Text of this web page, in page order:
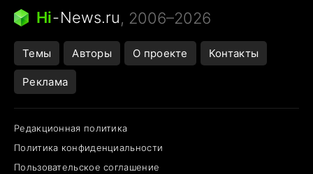
Следующая пандемия
Hi-News.ru, 2006–2026
Темы Авторы О проекте Контакты
Реклама
Редакционная политика
Политика конфиденциальности
Пользовательское соглашение